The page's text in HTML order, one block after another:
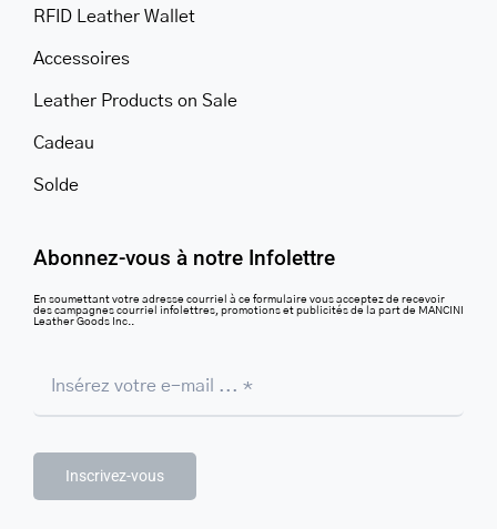
RFID Leather Wallet
Accessoires
Leather Products on Sale
Cadeau
Solde
Abonnez-vous à notre Infolettre
En soumettant votre adresse courriel à ce formulaire vous acceptez de recevoir
des campagnes courriel infolettres, promotions et publicités de la part de MANCINI
Leather Goods Inc..
Inscrivez-vous